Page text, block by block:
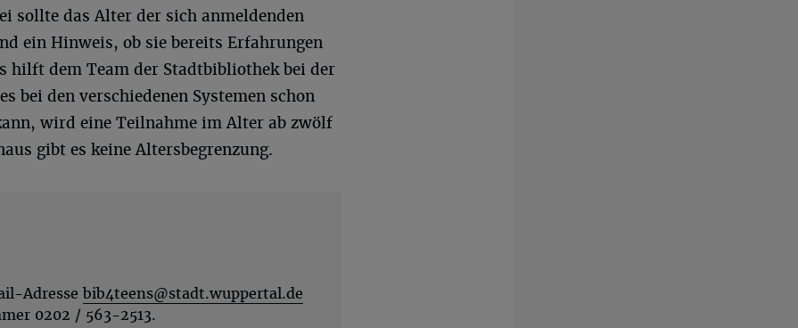
sollte das Alter der sich anmeldenden
ein Hinweis, ob sie bereits Erfahrungen
hilft dem Team der Stadtbibliothek bei der
bei den verschiedenen Systemen schon
wird eine Teilnahme im Alter ab zwölf
gibt es keine Altersbegrenzung.
Adresse bib4teens@stadt.wuppertal.de
0202 / 563-2513.